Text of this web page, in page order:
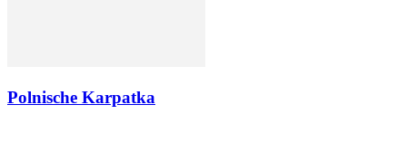
Polnische Karpatka